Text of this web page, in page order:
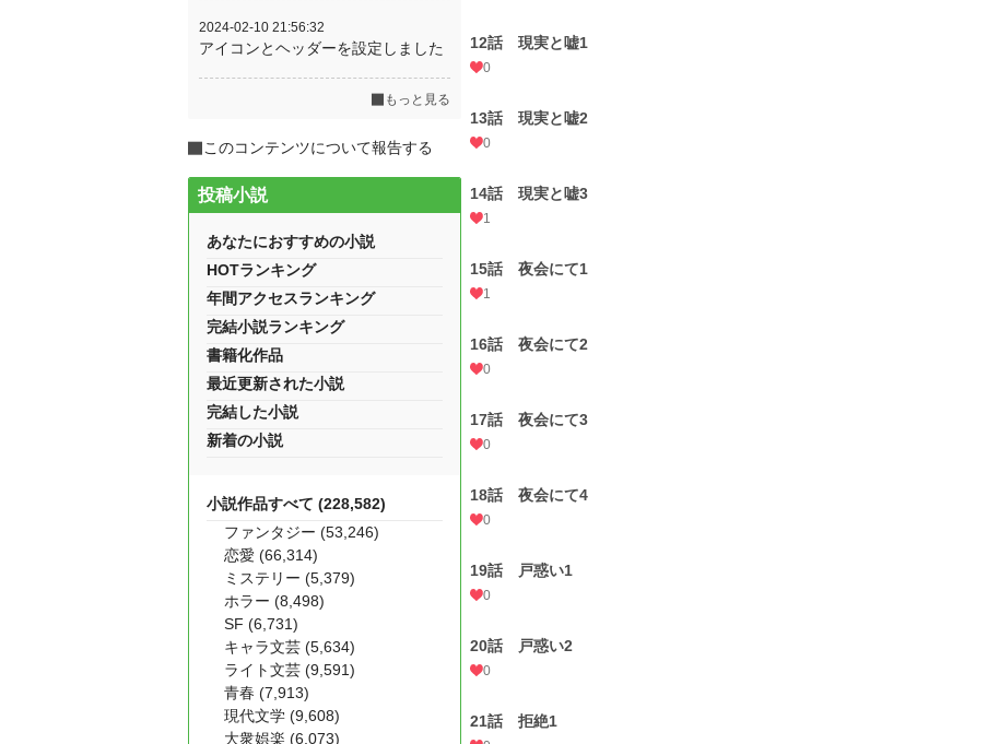
12話 現実と嘘1
0
13話 現実と嘘2
0
14話 現実と嘘3
1
15話 夜会にて1
1
16話 夜会にて2
0
17話 夜会にて3
0
18話 夜会にて4
0
19話 戸惑い1
0
20話 戸惑い2
0
21話 拒絶1
2024-02-10 21:56:32
アイコンとヘッダーを設定しました
もっと見る
このコンテンツについて報告する
投稿小説
あなたにおすすめの小説
HOTランキング
年間アクセスランキング
完結小説ランキング
書籍化作品
最近更新された小説
完結した小説
新着の小説
小説作品すべて (228,582)
ファンタジー (53,246)
恋愛 (66,314)
ミステリー (5,379)
ホラー (8,498)
SF (6,731)
キャラ文芸 (5,634)
ライト文芸 (9,591)
青春 (7,913)
現代文学 (9,608)
大衆娯楽 (6,073)